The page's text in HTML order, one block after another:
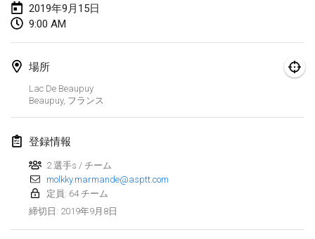
2019年9月15日
9:00 AM
場所
Lac De Beaupuy
Beaupuy, フランス
登録情報
2 選手s / チーム
molkky.marmande@asptt.com
定員: 64 チーム
締切日 : 2019年9月8日
Liekki Cup
2019年1月26日
Tournoi de Mölkky - Lesfous Dubâtonvaigeois
2019年1月26日
Kotka Mölkky Open Indoor
2019年2月2日|
Lumi Mölkky
2019年2月9日|フィンランド